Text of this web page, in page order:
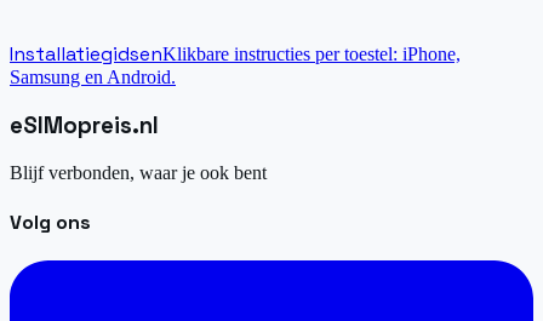
InstallatiegidsenKlikbare instructies per toestel: iPhone,
Samsung en Android.
eSIMopreis.nl
Blijf verbonden, waar je ook bent
Volg ons